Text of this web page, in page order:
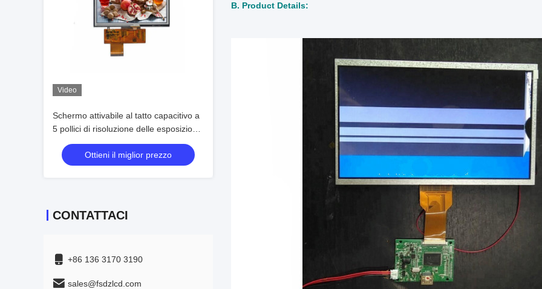
Video
Schermo attivabile al tatto capacitivo a
5 pollici di risoluzione delle esposizioni
800 x 480 dell'affissione a cristalli
liquidi di TFT per attrezzatura
industriale
Ottieni il miglior prezzo
CONTATTACI
+86 136 3170 3190
sales@fsdzlcd.com
B. Product Details: